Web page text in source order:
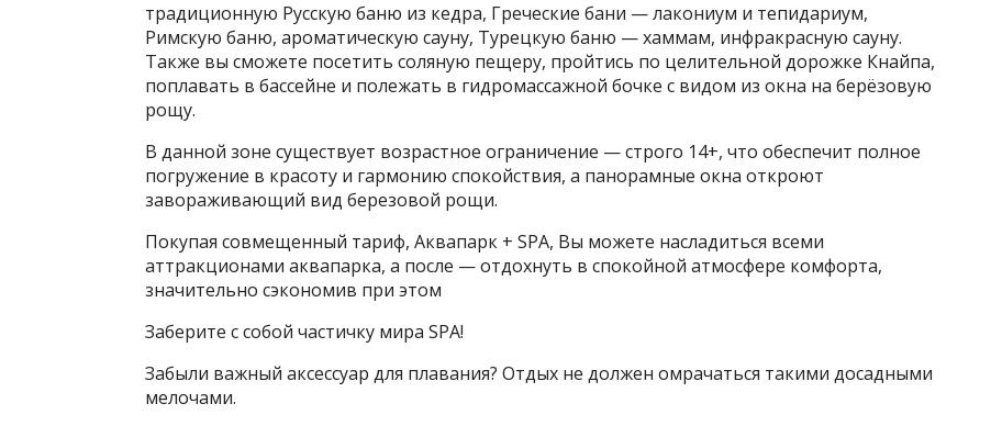
традиционную Русскую баню из кедра, Греческие бани — лакониум и тепидариум,
Римскую баню, ароматическую сауну, Турецкую баню — хаммам, инфракрасную сауну.
Также вы сможете посетить соляную пещеру, пройтись по целительной дорожке Кнайпа,
поплавать в бассейне и полежать в гидромассажной бочке с видом из окна на берёзовую
рощу.
В данной зоне существует возрастное ограничение — строго 14+, что обеспечит полное
погружение в красоту и гармонию спокойствия, а панорамные окна откроют
завораживающий вид березовой рощи.
Покупая совмещенный тариф, Аквапарк + SPA, Вы можете насладиться всеми
аттракционами аквапарка, а после — отдохнуть в спокойной атмосфере комфорта,
значительно сэкономив при этом
Заберите с собой частичку мира SPA!
Забыли важный аксессуар для плавания? Отдых не должен омрачаться такими досадными
мелочами.